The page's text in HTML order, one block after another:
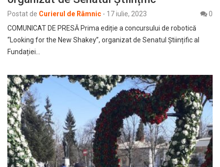
Postat de Curierul de Râmnic - 17 iulie, 2023
0
COMUNICAT DE PRESĂ Prima ediție a concursului de robotică
“Looking for the New Shakey”, organizat de Senatul Științific al
Fundației…